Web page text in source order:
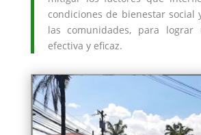
condiciones de bienestar social
las comunidades, para lograr
efectiva y eficaz.